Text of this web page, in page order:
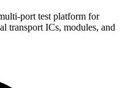
port test platform for
transport ICs, modules, and